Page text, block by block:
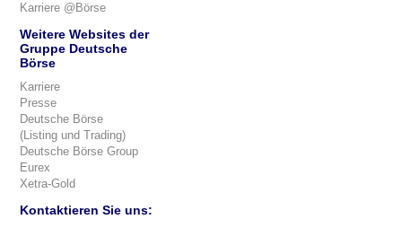
Karriere @Börse
Weitere Websites der
Gruppe Deutsche
Börse
Karriere
Presse
Deutsche Börse
(Listing und Trading)
Deutsche Börse Group
Eurex
Xetra-Gold
Kontaktieren Sie uns: